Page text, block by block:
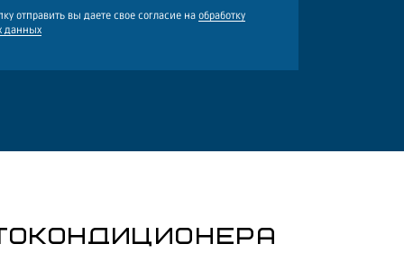
отправить вы даете свое согласие на обработку
данных